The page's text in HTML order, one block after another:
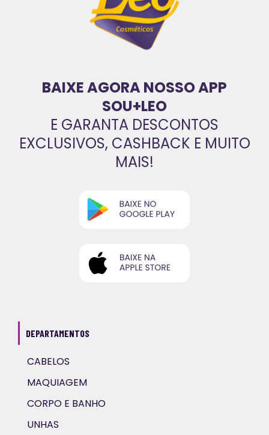
BAIXE AGORA NOSSO APP
SOU+LEO
E GARANTA DESCONTOS
EXCLUSIVOS, CASHBACK E MUITO
MAIS!
DEPARTAMENTOS
CABELOS
MAQUIAGEM
CORPO E BANHO
UNHAS